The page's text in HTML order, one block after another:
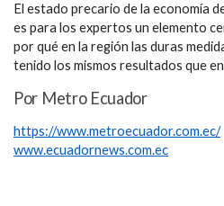
El estado precario de la economía
es para los expertos un elemento
por qué en la región las duras
tenido los mismos resultados que
Por Metro Ecuador
https://www.metroecuador.com.ec/
www.ecuadornews.com.ec